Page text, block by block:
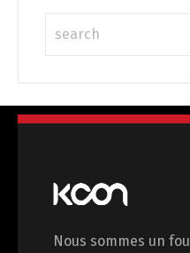
Nous sommes un
中文 (中国)